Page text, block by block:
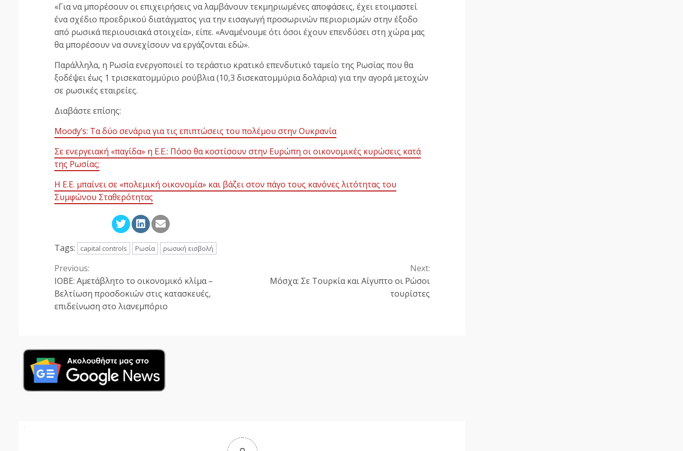
«Για να μπορέσουν οι επιχειρήσεις να λαμβάνουν τεκμηριωμένες αποφάσεις, έχει ετοιμαστεί
ένα σχέδιο προεδρικού διατάγματος για την εισαγωγή προσωρινών περιορισμών στην έξοδο
από ρωσικά περιουσιακά στοιχεία», είπε. «Αναμένουμε ότι όσοι έχουν επενδύσει στη χώρα μας
θα μπορέσουν να συνεχίσουν να εργάζονται εδώ».
Παράλληλα, η Ρωσία ενεργοποιεί το τεράστιο κρατικό επενδυτικό ταμείο της Ρωσίας που θα
ξοδέψει έως 1 τρισεκατομμύριο ρούβλια (10,3 δισεκατομμύρια δολάρια) για την αγορά μετοχών
σε ρωσικές εταιρείες.
Διαβάστε επίσης:
Moody’s: Τα δύο σενάρια για τις επιπτώσεις του πολέμου στην Ουκρανία
Σε ενεργειακή «παγίδα» η Ε.Ε.: Πόσο θα κοστίσουν στην Ευρώπη οι οικονομικές κυρώσεις κατά
της Ρωσίας;
Η Ε.Ε. μπαίνει σε «πολεμική οικονομία» και βάζει στον πάγο τους κανόνες λιτότητας του
Συμφώνου Σταθερότητας
Tags: capital controls Ρωσία ρωσική εισβολή
Continue
Reading
Previous:
ΙΟΒΕ: Αμετάβλητο το οικονομικό κλίμα –
Βελτίωση προσδοκιών στις κατασκευές,
επιδείνωση στο λιανεμπόριο
Next:
Μόσχα: Σε Τουρκία και Αίγυπτο οι Ρώσοι
τουρίστες